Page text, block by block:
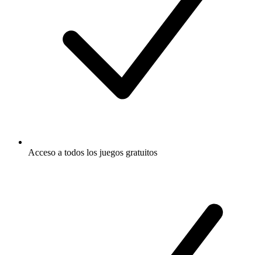
Acceso a todos los juegos gratuitos